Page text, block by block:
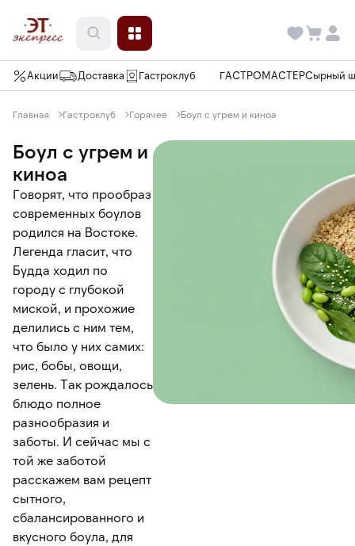
Акции Доставка Гастроклуб ГАСТРОМАСТЕРСырный
Главная Гастроклуб Горячее Боул с угрем и киноа
Боул с угрем и
киноа
Говорят, что прообраз
современных боулов
родился на Востоке.
Легенда гласит, что
Будда ходил по
городу с глубокой
миской, и прохожие
делились с ним тем,
что было у них самих:
рис, бобы, овощи,
зелень. Так рождалось
блюдо полное
разнообразия и
заботы. И сейчас мы с
той же заботой
расскажем вам рецепт
сытного,
сбалансированного и
вкусного боула, для